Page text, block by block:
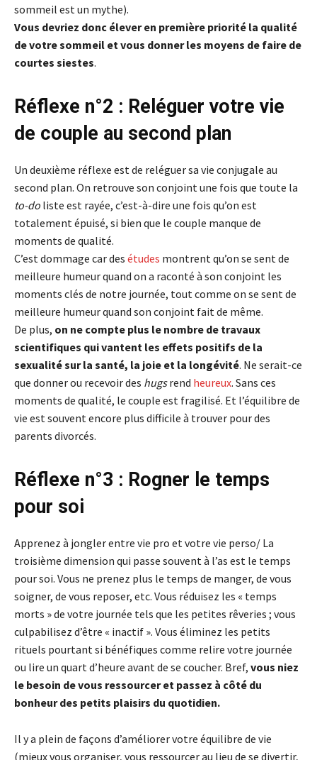
sommeil est un mythe).
Vous devriez donc élever en première priorité la qualité
de votre sommeil et vous donner les moyens de faire de
courtes siestes.
Réflexe n°2 : Reléguer votre vie
de couple au second plan
Un deuxième réflexe est de reléguer sa vie conjugale au
second plan. On retrouve son conjoint une fois que toute la
to-do liste est rayée, c’est-à-dire une fois qu’on est
totalement épuisé, si bien que le couple manque de
moments de qualité.
C’est dommage car des études montrent qu’on se sent de
meilleure humeur quand on a raconté à son conjoint les
moments clés de notre journée, tout comme on se sent de
meilleure humeur quand son conjoint fait de même.
De plus, on ne compte plus le nombre de travaux
scientifiques qui vantent les effets positifs de la
sexualité sur la santé, la joie et la longévité. Ne serait-ce
que donner ou recevoir des hugsrend heureux. Sans ces
moments de qualité, le couple est fragilisé. Et l’équilibre de
vie est souvent encore plus difficile à trouver pour des
parents divorcés.
Réflexe n°3 : Rogner le temps
pour soi
Apprenez à jongler entre vie pro et votre vie perso/ La
troisième dimension qui passe souvent à l’as est le temps
pour soi. Vous ne prenez plus le temps de manger, de vous
soigner, de vous reposer, etc. Vous réduisez les « temps
morts » de votre journée tels que les petites rêveries ; vous
culpabilisez d’être « inactif ». Vous éliminez les petits
rituels pourtant si bénéfiques comme relire votre journée
ou lire un quart d’heure avant de se coucher. Bref, vous niez
le besoin de vous ressourcer et passez à côté du
bonheur des petits plaisirs du quotidien.
Il y a plein de façons d’améliorer votre équilibre de vie
(mieux vous organiser, vous ressourcer au lieu de se divertir,